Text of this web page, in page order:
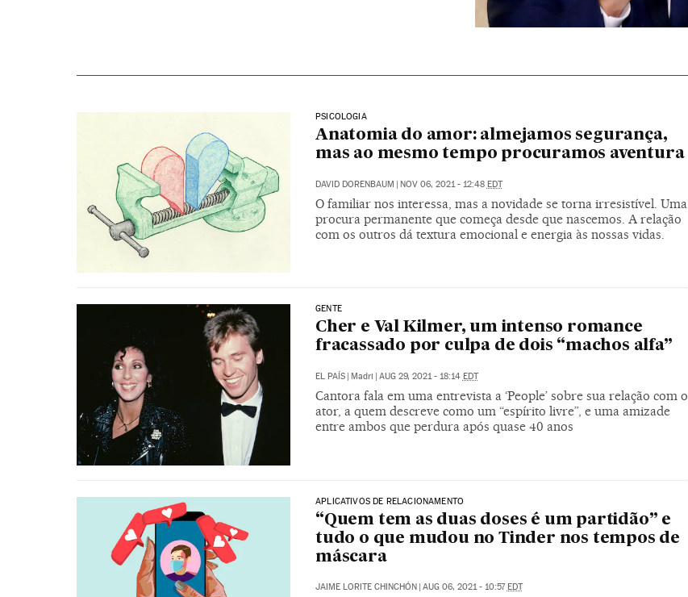
PSICOLOGIA
Anatomia do amor: almejamos segurança,
mas ao mesmo tempo procuramos aventura
DAVID DORENBAUM | NOV 06, 2021 - 12:48 EDT
O familiar nos interessa, mas a novidade se torna irresistível. Uma
procura permanente que começa desde que nascemos. A relação
com os outros dá textura emocional e energia às nossas vidas.
GENTE
Cher e Val Kilmer, um intenso romance
fracassado por culpa de dois “machos alfa”
EL PAÍS Madri AUG 29, 2021 - 18:14 EDT
Cantora fala em uma entrevista a ‘People’ sobre sua relação com o
ator, a quem descreve como um “espírito livre”, e uma amizade
entre ambos que perdura após quase 40 anos
APLICATIVOS DE RELACIONAMENTO
“Quem tem as duas doses é um partidão” e
tudo o que mudou no Tinder nos tempos de
máscara
JAIME LORITE CHINCHÓN | AUG 06, 2021 - 10:57EDT